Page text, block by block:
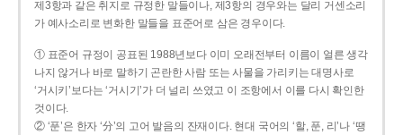
제3항과 같은 취지로 규정한 말들이나, 제3항의 경우와는 달리 거센소리
가 예사소리로 변화한 말들을 표준어로 삼은 경우이다.
① 표준어 규정이 공표된 1988년보다 이미 오래전부터 이름이 얼른 생각
나지 않거나 바로 말하기 곤란한 사람 또는 사물을 가리키는 대명사로
‘거시키’보다는 ‘거시기’가 더 널리 쓰였고 이 조항에서 이를 다시 확인한
것이다.
② ‘푼’은 한자 ‘分’의 고어 발음의 잔재이다. 현대 국어의 ‘할, 푼, 리’나 ‘땡